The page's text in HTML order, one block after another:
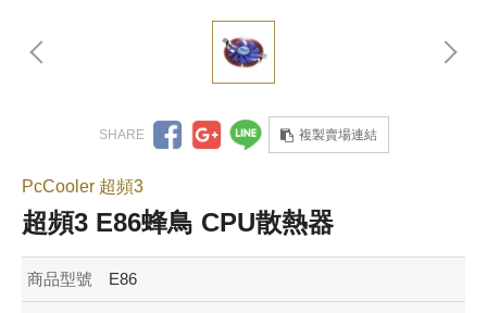
複製賣場連結
PcCooler 超頻3
超頻3 E86蜂鳥 CPU散熱器
商品型號 E86